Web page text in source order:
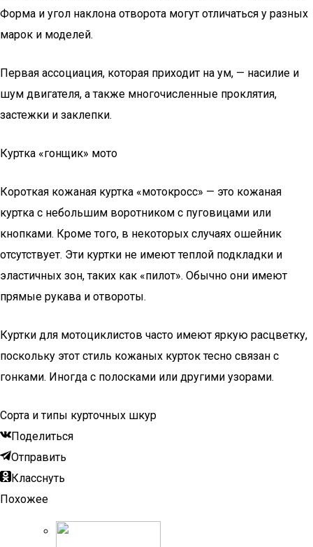
Форма и угол наклона отворота могут отличаться у разных
марок и моделей.
Первая ассоциация, которая приходит на ум, — насилие и
шум двигателя, а также многочисленные проклятия,
застежки и заклепки.
Куртка «гонщик» мото
Короткая кожаная куртка «мотокросс» — это кожаная
куртка с небольшим воротником с пуговицами или
кнопками. Кроме того, в некоторых случаях ошейник
отсутствует. Эти куртки не имеют теплой подкладки и
эластичных зон, таких как «пилот». Обычно они имеют
прямые рукава и отвороты.
Куртки для мотоциклистов часто имеют яркую расцветку,
поскольку этот стиль кожаных курток тесно связан с
гонками. Иногда с полосками или другими узорами.
Сорта и типы курточных шкур
Поделиться
Отправить
Класснуть
Похожее